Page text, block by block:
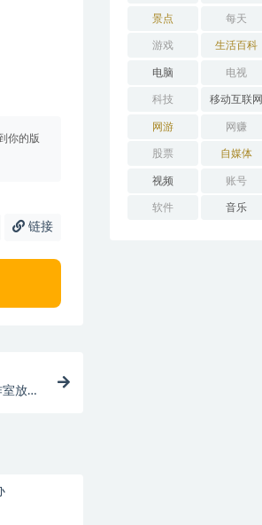
你的版
链接
室放
景点 每天
游戏 生活百科
电脑 电视
科技 移动互联网
网游 网赚
股票 自媒体
视频 账号
软件 音乐